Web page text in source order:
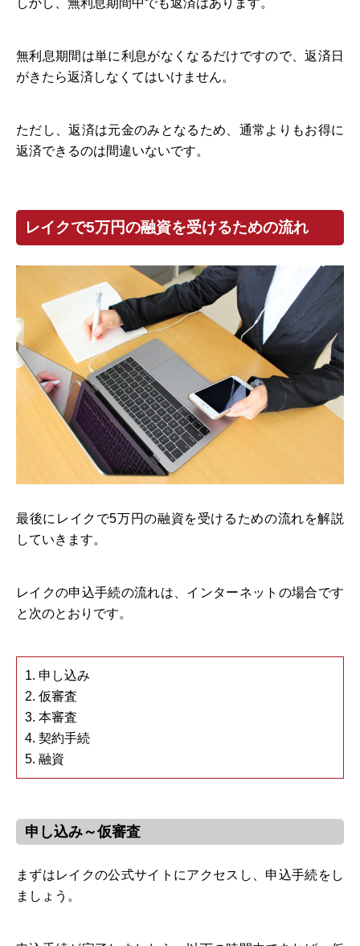
しかし、無利息期間中でも返済はあります。
無利息期間は単に利息がなくなるだけですので、返済日
がきたら返済しなくてはいけません。
ただし、返済は元金のみとなるため、通常よりもお得に
返済できるのは間違いないです。
レイクで5万円の融資を受けるための流れ
最後にレイクで5万円の融資を受けるための流れを解説
していきます。
レイクの申込手続の流れは、インターネットの場合です
と次のとおりです。
1. 申し込み
2. 仮審査
3. 本審査
4. 契約手続
5. 融資
申し込み～仮審査
まずはレイクの公式サイトにアクセスし、申込手続をし
ましょう。